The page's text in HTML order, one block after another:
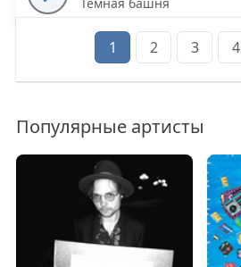
1 2 3 4
Популярные артисты